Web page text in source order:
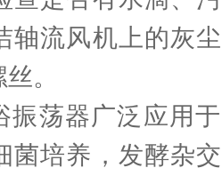
轴流风机上的灰
。
器广泛应用于
菌培养，发酵杂